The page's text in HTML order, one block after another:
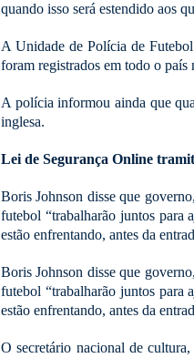
quando isso será estendido aos
A Unidade de Polícia de
foram registrados em todo o país
A polícia informou ainda que
inglesa.
Lei de Segurança Online
Boris Johnson disse que
futebol “trabalharão juntos para
estão enfrentando, antes da
Boris Johnson disse que
futebol “trabalharão juntos para
estão enfrentando, antes da
O secretário nacional de